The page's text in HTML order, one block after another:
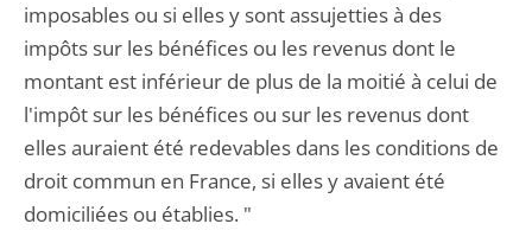
imposables ou si elles y sont assujetties à des
impôts sur les bénéfices ou les revenus dont le
montant est inférieur de plus de la moitié à celui de
l'impôt sur les bénéfices ou sur les revenus dont
elles auraient été redevables dans les conditions de
droit commun en France, si elles y avaient été
domiciliées ou établies. "